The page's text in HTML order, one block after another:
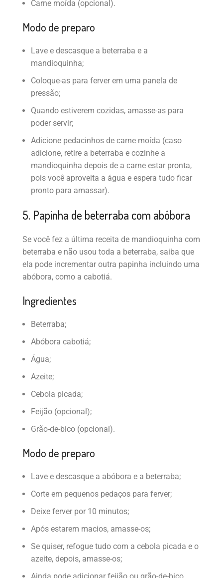
Carne moída (opcional).
Modo de preparo
Lave e descasque a beterraba e a
mandioquinha;
Coloque-as para ferver em uma panela de
pressão;
Quando estiverem cozidas, amasse-as para
poder servir;
Adicione pedacinhos de carne moída (caso
adicione, retire a beterraba e cozinhe a
mandioquinha depois de a carne estar pronta,
pois você aproveita a água e espera tudo ficar
pronto para amassar).
5. Papinha de beterraba com abóbora
Se você fez a última receita de mandioquinha com
beterraba e não usou toda a beterraba, saiba que
ela pode incrementar outra papinha incluindo uma
abóbora, como a cabotiá.
Ingredientes
Beterraba;
Abóbora cabotiá;
Água;
Azeite;
Cebola picada;
Feijão (opcional);
Grão-de-bico (opcional).
Modo de preparo
Lave e descasque a abóbora e a beterraba;
Corte em pequenos pedaços para ferver;
Deixe ferver por 10 minutos;
Após estarem macios, amasse-os;
Se quiser, refogue tudo com a cebola picada e o
azeite, depois, amasse-os;